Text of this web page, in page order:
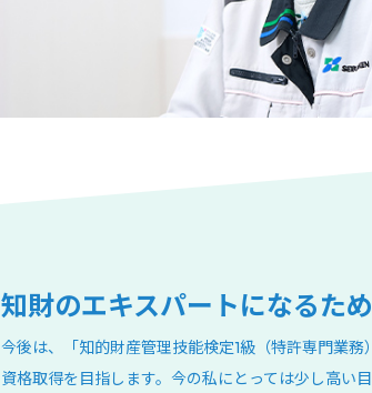
知財のエキスパートになるた
今後は、「知的財産管理技能検定1級（特許専門業務
資格取得を目指します。今の私にとっては少し高い